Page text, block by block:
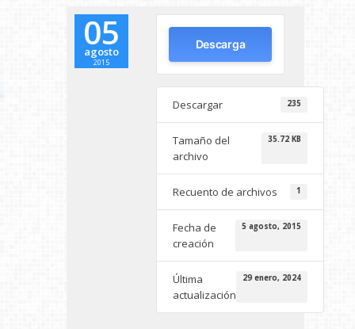
05
agosto
2015
Descarga
Descargar 235
Tamaño del
archivo
35.72 KB
Recuento de archivos 1
Fecha de
creación
5 agosto, 2015
Última
actualización
29 enero, 2024